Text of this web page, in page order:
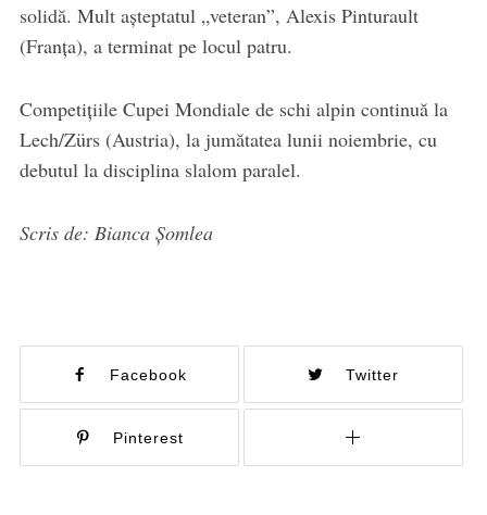
solidă. Mult așteptatul „veteran”, Alexis Pinturault
(Franța), a terminat pe locul patru.
Competițiile Cupei Mondiale de schi alpin continuă la
Lech/Zürs (Austria), la jumătatea lunii noiembrie, cu
debutul la disciplina slalom paralel.
Scris de: Bianca Șomlea
Facebook Twitter
Pinterest